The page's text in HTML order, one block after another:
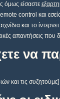
όμως είσαστε
control και
και το
απαντήσεις που
να
και τις συζητούμε]